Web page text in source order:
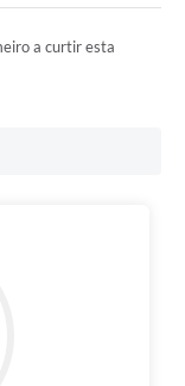
a curtir esta